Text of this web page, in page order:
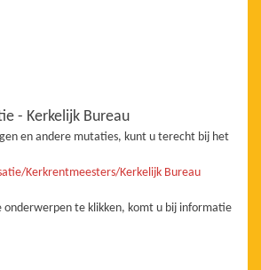
- Kerkelijk Bureau
en andere mutaties, kunt u terecht bij het
Kerkrentmeesters/Kerkelijk Bureau
onderwerpen te klikken, komt u bij informatie